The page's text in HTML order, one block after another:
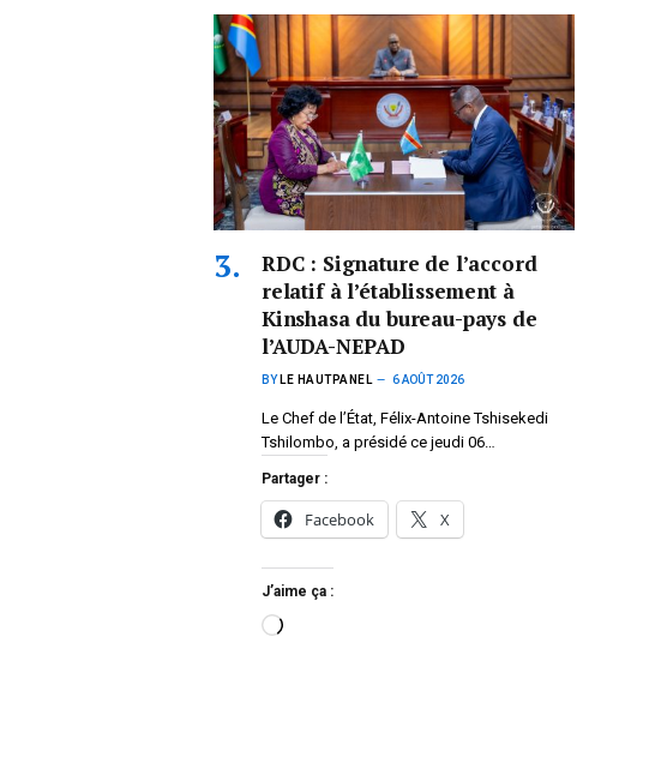
RDC : Signature de l’accord
relatif à l’établissement à
Kinshasa du bureau-pays de
l’AUDA-NEPAD
BY LE HAUTPANEL 6 AOÛT 2026
Le Chef de l’État, Félix-Antoine Tshisekedi
Tshilombo, a présidé ce jeudi 06…
Partager :
Facebook X
J’aime ça :